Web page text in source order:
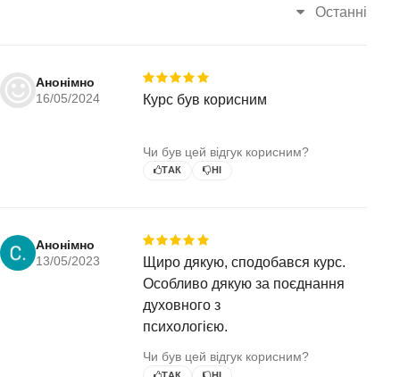
Питання 3.1
Дорога до прощення
Як прийняти прощення?
Відновлення справедливості
Не відчуваю цього...
Останні
Анонімно
16/05/2024
Курс був корисним
Чи був цей відгук корисним?
ТАК НІ
Анонімно
13/05/2023
Щиро дякую, сподобався курс.
Особливо дякую за поєднання
духовного з
психологією.
Чи був цей відгук корисним?